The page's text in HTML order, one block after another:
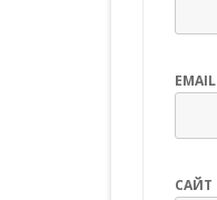
EMAIL
САЙТ